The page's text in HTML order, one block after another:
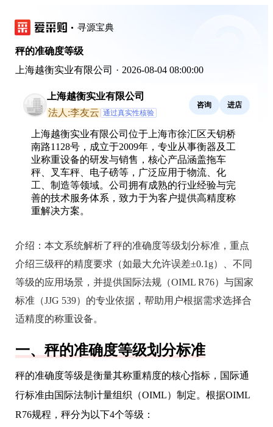
寻源宝典
秤的准确度等级
上海越衡实业有限公司 · 2026-08-04 08:00:00
上海越衡实业有限公司
法人:李友云 通过真实性核验
咨询 进店
上海越衡实业有限公司位于上海市徐汇区天钥桥
南路1128号，成立于2009年，专业从事衡器及工
业称重设备的研发与销售，核心产品涵盖拖车
秤、叉车秤、电子磅等，广泛应用于物流、化
工、制造等领域。公司拥有成熟的行业经验与完
善的技术服务体系，致力于为客户提供高精度称
重解决方案。
介绍： 本文系统解析了秤的准确度等级划分标准，重点
介绍三级秤的精度要求（如最大允许误差±0.1g）、不同
等级的应用场景，并提供国际法规（OIML R76）与国家
标准（JJG 539）的专业依据，帮助用户根据需求选择合
适精度的称重设备。
一、秤的准确度等级划分标准
秤的准确度等级是衡量其称重精度的核心指标，国际通
行标准由国际法制计量组织（OIML）制定。根据OIML
R76规程，秤分为以下4个等级：